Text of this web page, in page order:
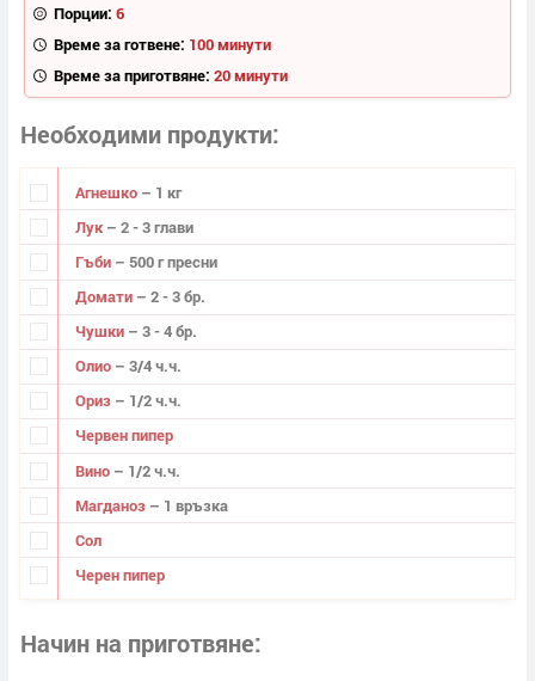
Порции: 6
Време за готвене: 100 минути
Време за приготвяне: 20 минути
Необходими продукти
Агнешко – 1 кг
Лук – 2 - 3 глави
Гъби – 500 г пресни
Домати – 2 - 3 бр.
Чушки – 3 - 4 бр.
Олио – 3/4 ч.ч.
Ориз – 1/2 ч.ч.
Червен пипер
Вино – 1/2 ч.ч.
Магданоз – 1 връзка
Сол
Черен пипер
Начин на приготвяне